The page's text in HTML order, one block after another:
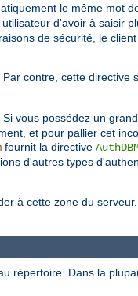
le même mot
d'avoir à saisir
de sécurité, le
contre, cette directive
. Si vous possédez un
et pour pallier cet
fournit la directive
d'autres types
à cette zone du
répertoire. Dans la